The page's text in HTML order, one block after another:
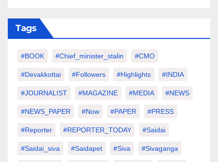
Tags
#BOOK #chief_minister_stalin #CMO
#devakkottai #followers #highlights #INDIA
#JOURNALIST #MAGAZINE #MEDIA #NEWS
#NEWS_PAPER #Now #PAPER #PRESS
#Reporter #REPORTER_TODAY #saidai
#saidai_siva #saidapet #Siva #Sivaganga